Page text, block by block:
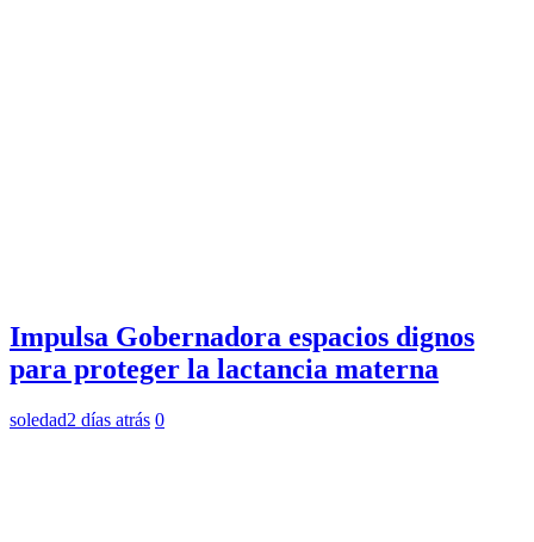
Impulsa Gobernadora espacios dignos
para proteger la lactancia materna
soledad2 días atrás 0